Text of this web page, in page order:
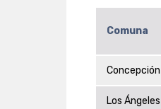
Comuna
Concepción
Los Ángeles